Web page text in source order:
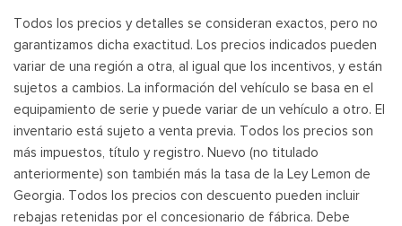
Todos los precios y detalles se consideran exactos, pero no
garantizamos dicha exactitud. Los precios indicados pueden
variar de una región a otra, al igual que los incentivos, y están
sujetos a cambios. La información del vehículo se basa en el
equipamiento de serie y puede variar de un vehículo a otro. El
inventario está sujeto a venta previa. Todos los precios son
más impuestos, título y registro. Nuevo (no titulado
anteriormente) son también más la tasa de la Ley Lemon de
Georgia. Todos los precios con descuento pueden incluir
rebajas retenidas por el concesionario de fábrica. Debe